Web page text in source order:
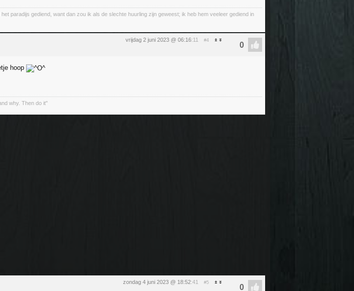
paradijs gediend, want dan zou ik als de slechte huurling zijn geweest; ik heb hem veeleer gediend in
vrijdag 2 juni 2023 @ 06:16:11 #4
hoop
why. Then do it"
zondag 4 juni 2023 @ 18:52:41 #5